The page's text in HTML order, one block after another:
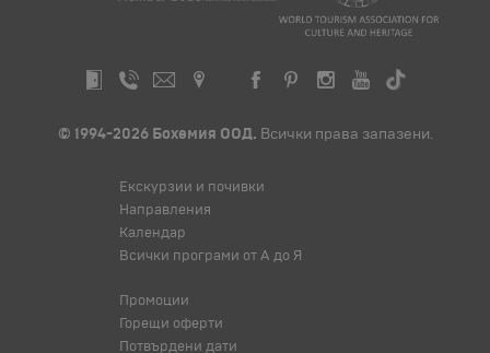
© 1994-2026 Бохемия ООД. Всички права запазени.
Екскурзии и почивки
Направления
Календар
Всички програми от А до Я
Промоции
Горещи оферти
Потвърдени дати